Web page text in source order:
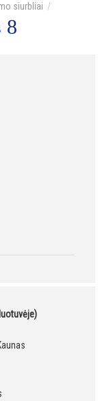
siurbliai
8